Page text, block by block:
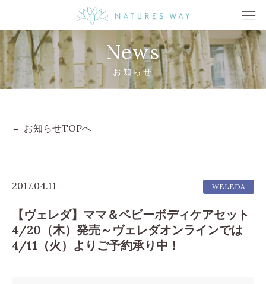
News
お知らせ
お知らせTOPへ
2017.04.11 WELEDA
【ヴェレダ】ママ＆ベビーボディケアセット
4/20（木）発売～ヴェレダオンラインでは
4/11（火）よりご予約承り中！